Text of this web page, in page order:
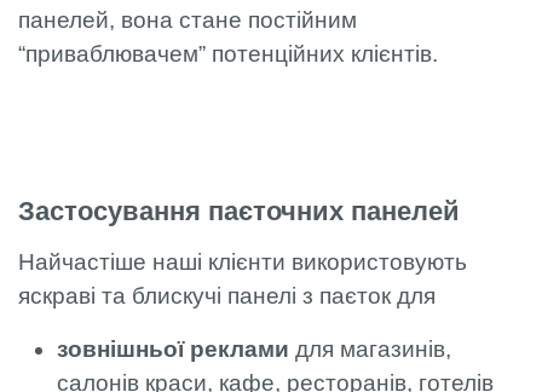
панелей, вона стане постійним
“приваблювачем” потенційних клієнтів.
Застосування паєточних панелей
Найчастіше наші клієнти використовують
яскраві та блискучі панелі з паєток для
зовнішньої реклами для магазинів,
салонів краси, кафе, ресторанів, готелів